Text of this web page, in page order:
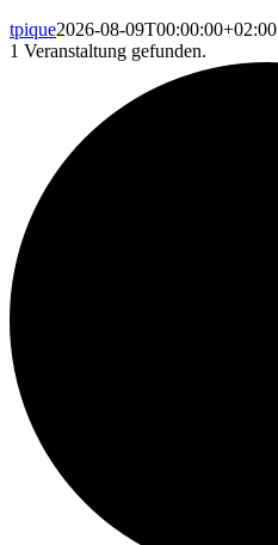
tpique2026-08-09T00:00:00+02:00
1 Veranstaltung gefunden.